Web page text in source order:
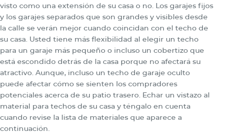
visto como una extensión de su casa o no. Los garajes fijos
y los garajes separados que son grandes y visibles desde
la calle se verán mejor cuando coincidan con el techo de
su casa. Usted tiene más flexibilidad al elegir un techo
para un garaje más pequeño o incluso un cobertizo que
está escondido detrás de la casa porque no afectará su
atractivo. Aunque, incluso un techo de garaje oculto
puede afectar cómo se sienten los compradores
potenciales acerca de su patio trasero. Echar un vistazo al
material para techos de su casa y téngalo en cuenta
cuando revise la lista de materiales que aparece a
continuación.